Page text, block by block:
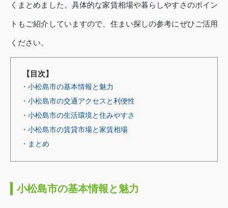
くまとめました。具体的な家賃相場や暮らしやすさのポイン
トもご紹介していますので、住まい探しの参考にぜひご活用
ください。
【目次】
・小松島市の基本情報と魅力
・小松島市の交通アクセスと利便性
・小松島市の生活環境と住みやすさ
・小松島市の賃貸市場と家賃相場
・まとめ
小松島市の基本情報と魅力